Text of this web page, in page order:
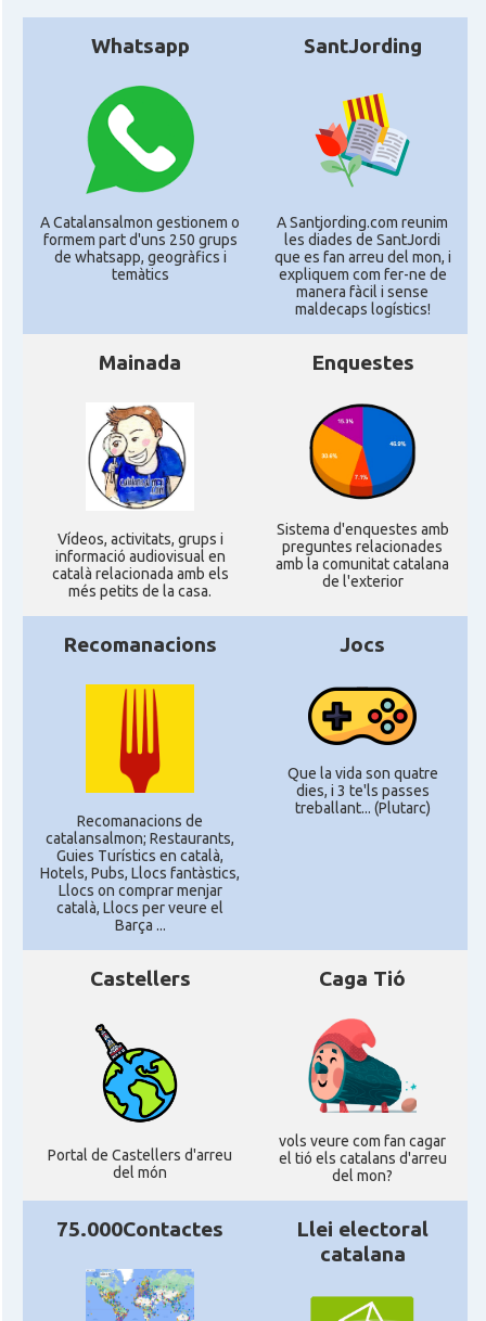
Whatsapp
A Catalansalmon gestionem o
formem part d'uns 250 grups
de whatsapp, geogràfics i
temàtics
SantJording
A Santjording.com reunim
les diades de SantJordi
que es fan arreu del mon, i
expliquem com fer-ne de
manera fàcil i sense
maldecaps logí­stics!
Mainada
Ví­deos, activitats, grups i
informació audiovisual en
català relacionada amb els
més petits de la casa.
Enquestes
Sistema d'enquestes amb
preguntes relacionades
amb la comunitat catalana
de l'exterior
Recomanacions
Recomanacions de
catalansalmon; Restaurants,
Guies Turístics en català,
Hotels, Pubs, Llocs fantàstics,
Llocs on comprar menjar
català, Llocs per veure el
Barça ...
Jocs
Que la vida son quatre
dies, i 3 te'ls passes
treballant... (Plutarc)
Castellers
Portal de Castellers d'arreu
del món
Caga Tió
vols veure com fan cagar
el tió els catalans d'arreu
del mon?
75.000Contactes
Llei electoral
catalana